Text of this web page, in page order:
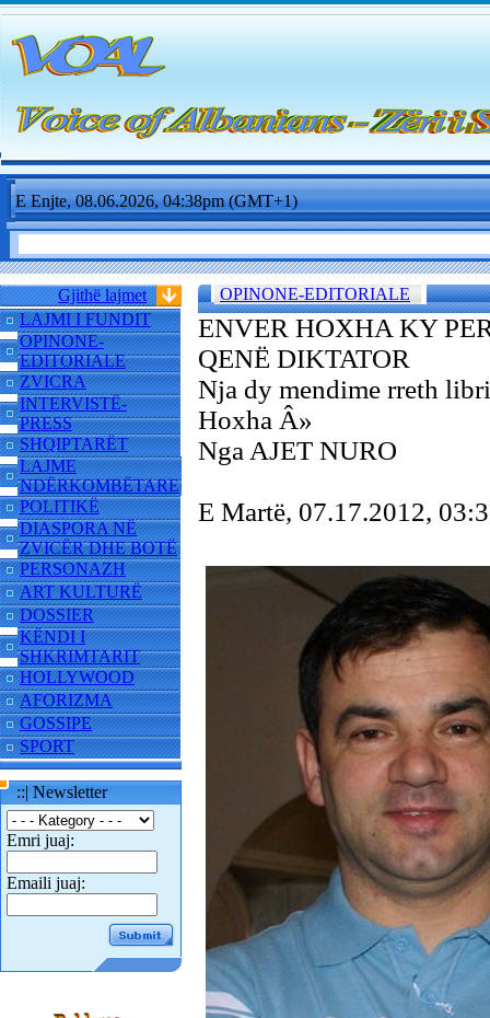
E Enjte, 08.06.2026, 04:38pm (GMT+1)
Gjithë lajmet
LAJMI I FUNDIT
OPINONE-
EDITORIALE
ZVICRA
INTERVISTË-
PRESS
SHQIPTARËT
LAJME
NDËRKOMBËTARE
POLITIKË
DIASPORA NË
ZVICËR DHE BOTË
PERSONAZH
ART KULTURË
DOSSIER
KËNDI I
SHKRIMTARIT
HOLLYWOOD
AFORIZMA
GOSSIPE
SPORT
::| Newsletter
Emri juaj:
Emaili juaj:
OPINONE-EDITORIALE
ENVER HOXHA KY
QENË DIKTATOR
Nja dy mendime rreth
Hoxha Â»
Nga AJET NURO
E Martë, 07.17.2012,